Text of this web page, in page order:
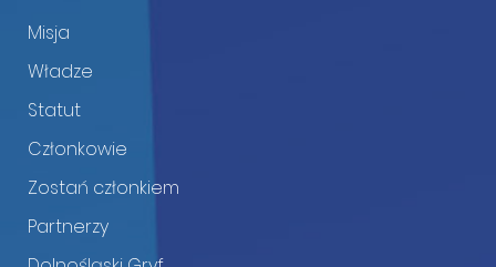
Misja
Władze
Statut
Członkowie
Zostań członkiem
Partnerzy